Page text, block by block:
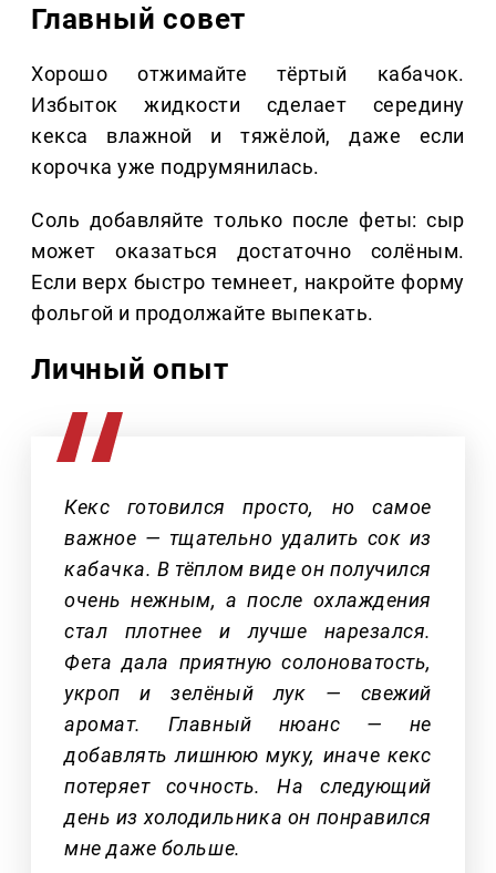
Главный совет
Хорошо отжимайте тёртый кабачок.
Избыток жидкости сделает середину
кекса влажной и тяжёлой, даже если
корочка уже подрумянилась.
Соль добавляйте только после феты: сыр
может оказаться достаточно солёным.
Если верх быстро темнеет, накройте форму
фольгой и продолжайте выпекать.
Личный опыт
Кекс готовился просто, но самое
важное — тщательно удалить сок из
кабачка. В тёплом виде он получился
очень нежным, а после охлаждения
стал плотнее и лучше нарезался.
Фета дала приятную солоноватость,
укроп и зелёный лук — свежий
аромат. Главный нюанс — не
добавлять лишнюю муку, иначе кекс
потеряет сочность. На следующий
день из холодильника он понравился
мне даже больше.